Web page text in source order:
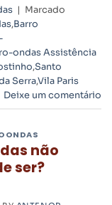
| Marcado
,Barro
ondas Assistência
,Santo
Serra,Vila Paris
Deixe um comentário
não
ser?